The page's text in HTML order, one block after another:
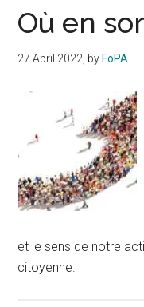
Où en
27 April 2022, by FoPA
et le sens de notre
citoyenne.